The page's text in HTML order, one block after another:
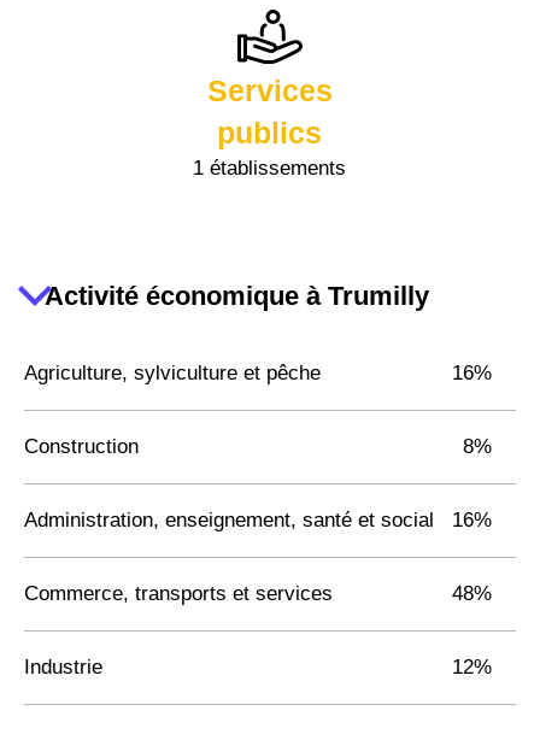
Services
publics
1 établissements
Activité économique à Trumilly
Agriculture, sylviculture et pêche 16%
Construction 8%
Administration, enseignement, santé et social 16%
Commerce, transports et services 48%
Industrie 12%